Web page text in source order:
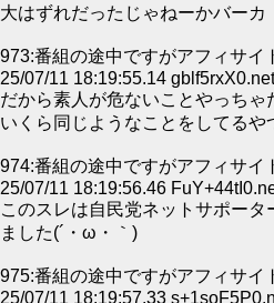
大はずれだったじゃねーかバーカ
973:番組の途中ですがアフィサイ
25/07/11 18:19:55.14 gblf5rxX0.net
だから素人が危ないことやっちゃ
いくら同じようなことをしてるや
974:番組の途中ですがアフィサイ
25/07/11 18:19:56.46
このスレは自民党ネットサポー
ました(´・ω・｀)
975:番組の途中ですがアフィサイ
25/07/11 18:19:57.33